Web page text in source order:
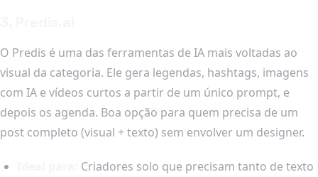
O Predis é uma das ferramentas de IA mais voltadas ao
visual da categoria. Ele gera legendas, hashtags, imagens
com IA e vídeos curtos a partir de um único prompt, e
depois os agenda. Boa opção para quem precisa de um
post completo (visual + texto) sem envolver um designer.
Criadores solo que precisam tanto de texto